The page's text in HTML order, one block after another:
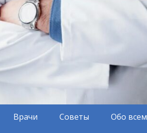
Врачи Советы Обо всем